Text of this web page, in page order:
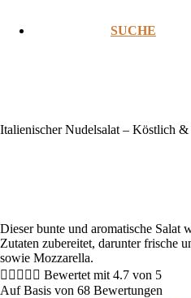
SUCHE
Italienischer Nudelsalat – Köstlich &
Dieser bunte und aromatische Salat
Zutaten zubereitet, darunter frische
sowie Mozzarella.
     Bewertet mit 4.7 von 5
Auf Basis von 68 Bewertungen